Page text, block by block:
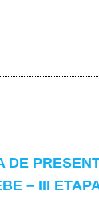
DE
– III